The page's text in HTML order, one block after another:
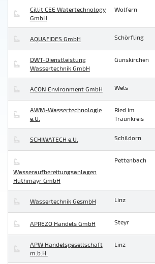
Cillit CEE Watertechnology
GmbH
Wolfern
AQUAFIDES GmbH Schörfling
DWT-Dienstleistung
Wassertechnik GmbH
Gunskirchen
ACON Environment GmbH Wels
AWM-Wassertechnologie
e.U.
Ried im
Traunkreis
SCHIWATECH e.U. Schildorn
Wasseraufbereitungsanlagen
Hüthmayr GmbH
Pettenbach
Wassertechnik GesmbH Linz
APREZO Handels GmbH Steyr
APW Handelsgesellschaft
m.b.H.
Linz